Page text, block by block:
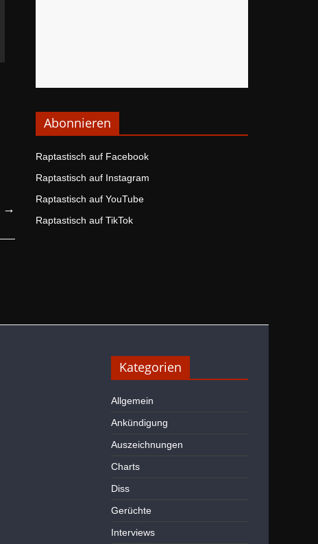
→
Abonnieren
Raptastisch auf Facebook
Raptastisch auf Instagram
Raptastisch auf YouTube
Raptastisch auf TikTok
Kategorien
Allgemein
Ankündigung
Auszeichnungen
Charts
Diss
Gerüchte
Interviews